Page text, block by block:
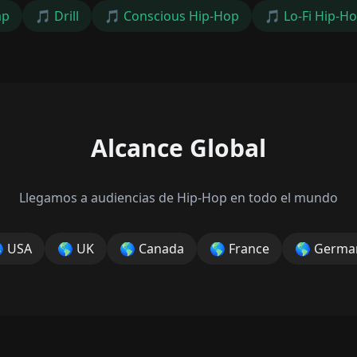
🎵 Drill 🎵 Conscious Hip-Hop 🎵 Lo-Fi Hip-
Alcance Global
Llegamos a audiencias de Hip-Hop en todo el mundo
USA 🌎 UK 🌎 Canada 🌎 France 🌎